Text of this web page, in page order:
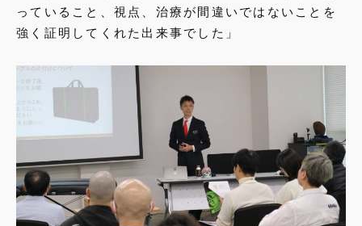
っていること、視点、治療が間違いではないことを
強く証明してくれた出来事でした」